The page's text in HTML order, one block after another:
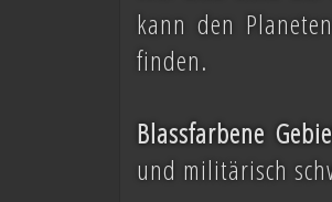
kann den
finden.
Blassfarbene
und militärisch